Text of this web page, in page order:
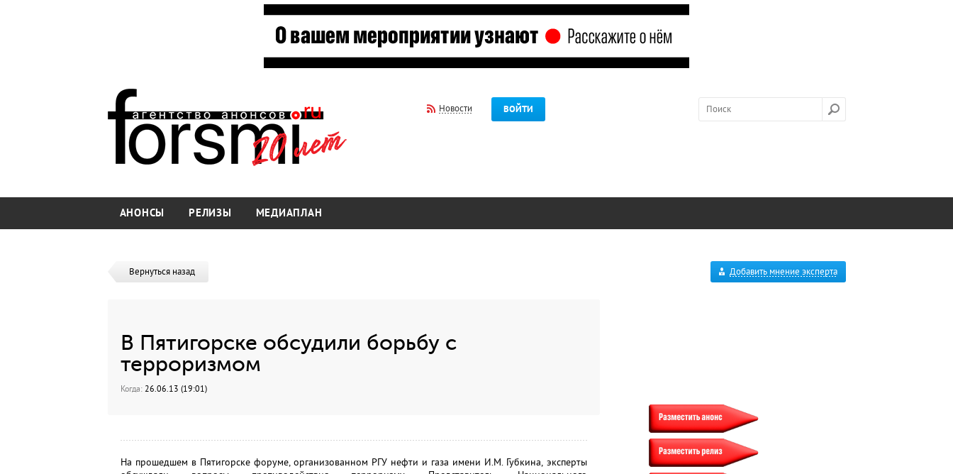
Новости ВОЙТИ
АНОНСЫ РЕЛИЗЫ МЕДИАПЛАН
Вернуться назад
В Пятигорске обсудили борьбу с
терроризмом
Когда: 26.06.13 (19:01)
На прошедшем в Пятигорске форуме, организованном РГУ нефти и газа имени И.М. Губкина, эксперты
Добавить мнение эксперта